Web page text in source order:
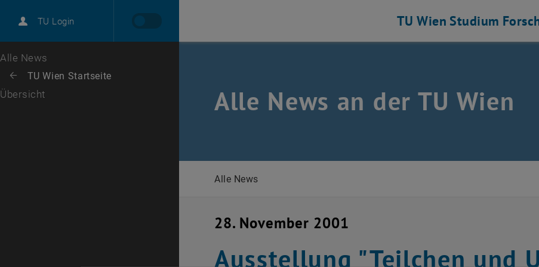
TU Login
Karriere
Zur 1. Menü Ebene
Alle News
Zurück: Subseiten von TU Wien Startseite auflisten
Zurück zur letzten Ebene:
TU Wien Startseite
Übersicht
TU Wien Studium
Alle News an der TU Wien
Alle News
28. November 2001
Ausstellung "Teilchen und